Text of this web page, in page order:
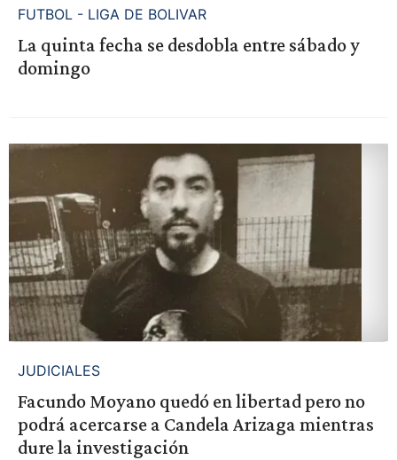
FUTBOL - LIGA DE BOLIVAR
La quinta fecha se desdobla entre sábado y
domingo
JUDICIALES
Facundo Moyano quedó en libertad pero no
podrá acercarse a Candela Arizaga mientras
dure la investigación